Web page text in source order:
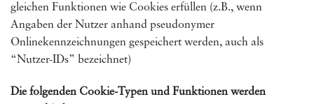
gleichen Funktionen wie Cookies erfüllen (z.B., wenn
Angaben der Nutzer anhand pseudonymer
Onlinekennzeichnungen gespeichert werden, auch als
“Nutzer-IDs” bezeichnet)
Die folgenden Cookie-Typen und Funktionen werden